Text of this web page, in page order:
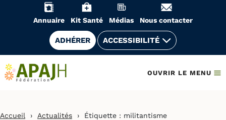
Annuaire Kit Santé Médias Nous contacter
ADHÉRER ACCESSIBILITÉ
OUVRIR LE MENU
Accueil › Actualités › Étiquette : militantisme